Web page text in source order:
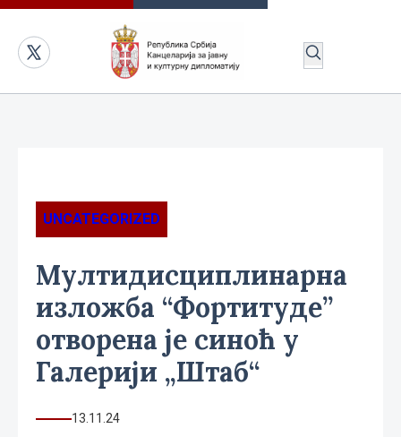
UNCATEGORIZED
Мултидисциплинарна
изложба “Фортитуде”
отворена је синоћ у
Галерији „Штаб“
13.11.24